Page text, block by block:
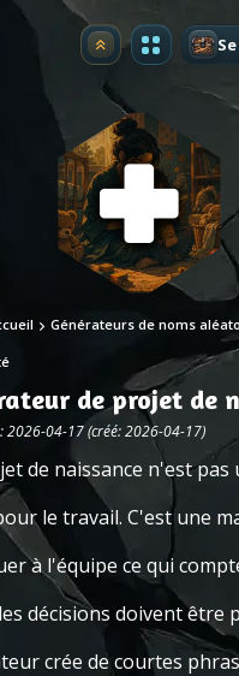
Premium
Générateurs de noms
de projet de
2026-04-17 (créé: 2026-04-17)
de naissance n'est pas
le travail. C'est une
à l'équipe ce qui
décisions doivent être
crée de courtes